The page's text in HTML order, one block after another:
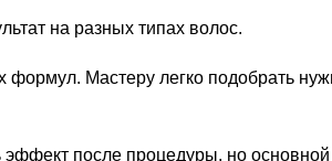
на разных типах волос.
Мастеру легко подобрать
после процедуры, но основной